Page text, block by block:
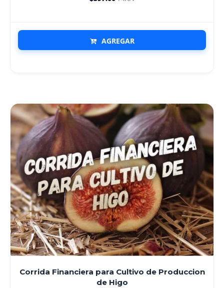
AGREGAR
Corrida Financiera para Cultivo de Produccion
de Higo